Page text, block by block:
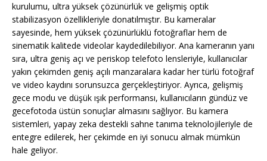
kurulumu, ultra yüksek çözünürlük ve gelişmiş optik
stabilizasyon özellikleriyle donatılmıştır. Bu kameralar
sayesinde, hem yüksek çözünürlüklü fotoğraflar hem de
sinematik kalitede videolar kaydedilebiliyor. Ana kameranın yanı
sıra, ultra geniş açı ve periskop telefoto lensleriyle, kullanıcılar
yakın çekimden geniş açılı manzaralara kadar her türlü fotoğraf
ve video kaydını sorunsuzca gerçekleştiriyor. Ayrıca, gelişmiş
gece modu ve düşük ışık performansı, kullanıcıların gündüz ve
gecefotoda üstün sonuçlar almasını sağlıyor. Bu kamera
sistemleri, yapay zeka destekli sahne tanıma teknolojileriyle de
entegre edilerek, her çekimde en iyi sonucu almak mümkün
hale geliyor.